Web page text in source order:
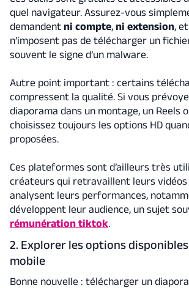
quel navigateur. Assurez-vous
demandent ni compte, ni extension, et
n’imposent pas de télécharger un
souvent le signe d’un malware.
Autre point important : certains
compressent la qualité. Si vous
diaporama dans un montage, un Reels
choisissez toujours les options HD
proposées.
Ces plateformes sont d’ailleurs très
créateurs qui retravaillent leurs vidéos
analysent leurs performances,
développent leur audience, un sujet
rémunération tiktok.
2. Explorer les options disponibles
mobile
Bonne nouvelle : télécharger un